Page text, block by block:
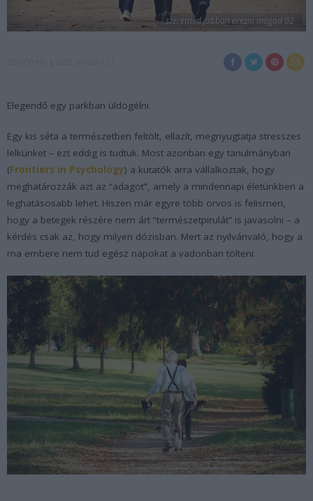
szeretned jobban erezni magad 02
Elegendő egy parkban üldögélni.
Egy kis séta a természetben feltölt, ellazít, megnyugtatja stresszes
lelkünket – ezt eddig is tudtuk. Most azonban egy tanulmányban
(Frontiers in Psychology) a kutatók arra vállalkoztak, hogy
meghatározzák azt az “adagot”, amely a mindennapi életünkben a
leghatásosabb lehet. Hiszen már egyre több orvos is felismeri,
hogy a betegek részére nem árt “természetpirulát” is javasolni – a
kérdés csak az, hogy milyen dózisban. Mert az nyilvánvaló, hogy a
ma embere nem tud egész napokat a vadonban tölteni.